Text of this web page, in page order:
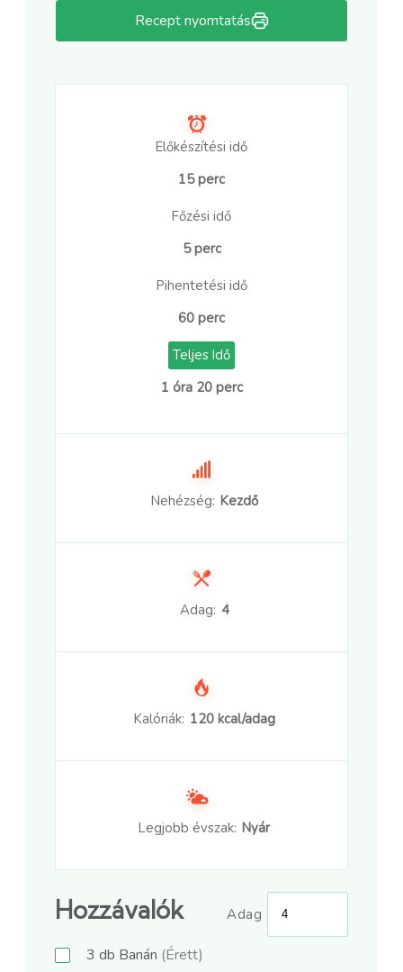
Recept nyomtatás
Előkészítési idő
15 perc
Főzési idő
5 perc
Pihentetési idő
60 perc
Teljes Idő
1 óra 20 perc
Nehézség: Kezdő
Adag: 4
Kalóriák: 120 kcal/adag
Legjobb évszak: Nyár
Hozzávalók Adag
3 db Banán (Érett)